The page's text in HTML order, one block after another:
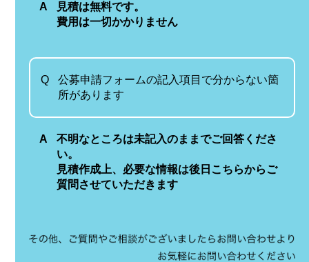
A
見積は無料です。
費用は一切かかりません
Q
公募申請フォームの記入項目で分からない箇
所があります
A
不明なところは未記入のままでご回答くださ
い。
見積作成上、必要な情報は後日こちらからご
質問させていただきます